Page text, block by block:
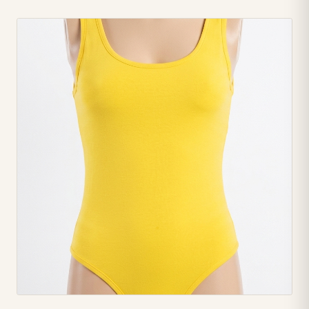
para un look único y llamativo. • 🧥 Chaqueta Cropped
Moderna: Confeccionada con manga corta, cuello clásico y
un corte 'cropped' que realza tu figura, mostrando un toque
de piel. • 👗 Falda Mini Plisada: Una falda clásica y coqueta
con pliegues, que complementa a la perfección la chaqueta
para una silueta equilibrada y chic. • 🎯 Versatilidad en un
Conjunto: Una pieza coordinada ideal para crear atuendos
impactantes y con personalidad para cualquier ocasión.